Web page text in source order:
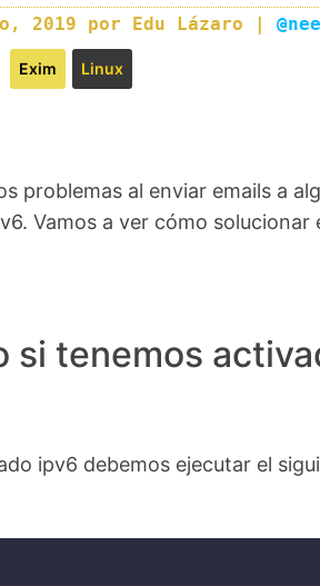
2019 por Edu Lázaro |
Exim Linux
problemas al enviar emails a
Vamos a ver cómo solucionar
si tenemos
ipv6 debemos ejecutar el